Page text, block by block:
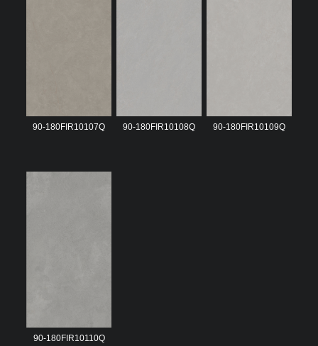
90-180FIR10107Q 90-180FIR10108Q 90-180FIR10109Q
90-180FIR10110Q